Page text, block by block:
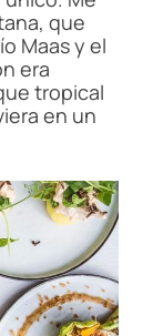
que
Maas y el
era
tropical
en un